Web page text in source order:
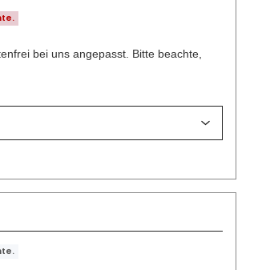
bei uns angepasst. Bitte beachte,